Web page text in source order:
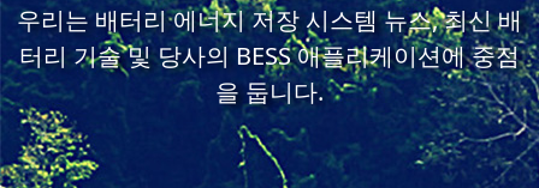
우리는 배터리 에너지 저장 시스템 뉴스, 최신 배
터리 기술 및 당사의 BESS 애플리케이션에 중점
을 둡니다.